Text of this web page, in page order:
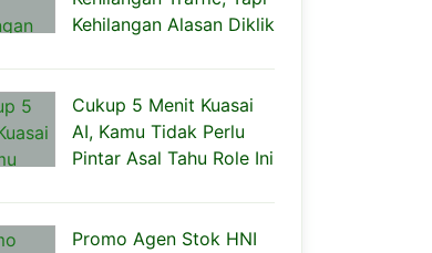
Kehilangan Alasan Diklik
Cukup 5 Menit Kuasai
AI, Kamu Tidak Perlu
Pintar Asal Tahu Role Ini
Promo Agen Stok HNI